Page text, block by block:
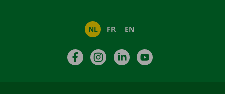
NL FR EN
FacebookInstagramLinkedIn